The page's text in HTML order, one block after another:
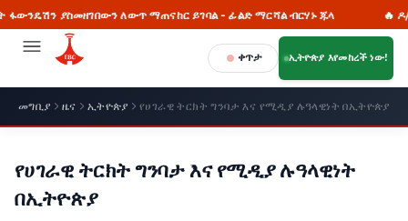
ለውጥ ማጠናከር ይገባል - ፊልድ ማርሻል ብርሃኑ ጁላ 🔥 ዶ/ር መቅደስ
ቀጥታ ኢትዮጵያ እየመከረች ነው!
መግቢያ ዜና ኢትዮጵያ የሀገራዊ ትርክት ግንባታ እና የሚዲያ ሉዓላዊነት በኢትዮጵያ
የሀገራዊ ትርክት ግንባታ እና የሚዲያ ሉዓላዊነት
በኢትዮጵያ